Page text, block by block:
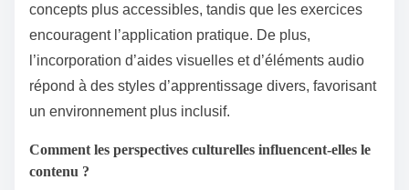
concepts plus accessibles, tandis que les exercices
encouragent l’application pratique. De plus,
l’incorporation d’aides visuelles et d’éléments audio
répond à des styles d’apprentissage divers, favorisant
un environnement plus inclusif.
Comment les perspectives culturelles influencent-elles le
contenu ?